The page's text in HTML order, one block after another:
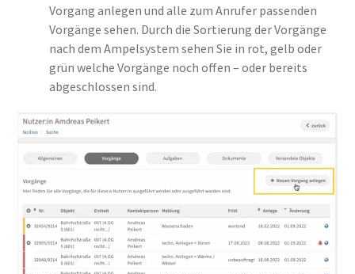
Vorgang anlegen und alle zum Anrufer passenden
Vorgänge sehen. Durch die Sortierung der Vorgänge
nach dem Ampelsystem sehen Sie in rot, gelb oder
grün welche Vorgänge noch offen – oder bereits
abgeschlossen sind.